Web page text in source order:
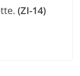
(ZI-14)